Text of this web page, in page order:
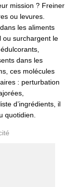
mission ? Freiner
ou levures.
les aliments
ou surchargent le
dans les
ces molécules
: perturbation
d’ingrédients, il
quotidien.